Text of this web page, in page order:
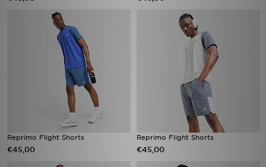
Reprimo Flight Shorts
€45,00
Reprimo Flight Shorts
€45,00